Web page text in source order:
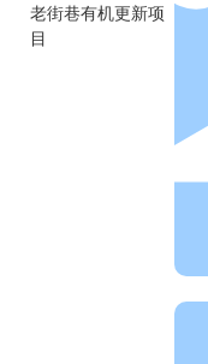
老街巷有机更新项
目